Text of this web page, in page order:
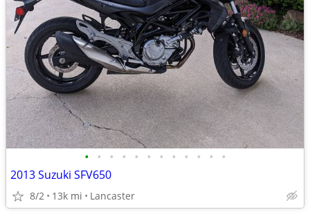
• • • • • • • • • • • •
2013 Suzuki SFV650
8/2 13k mi Lancaster